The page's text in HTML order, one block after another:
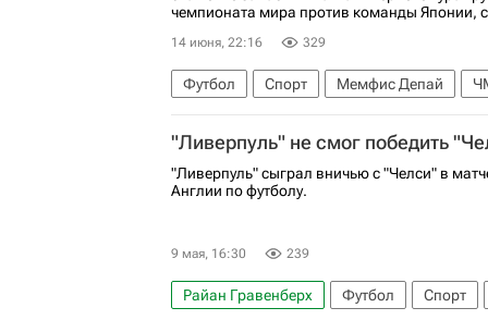
чемпионата мира против команды Японии,
14 июня, 22:16 329
Футбол Спорт Мемфис Депай
"Ливерпуль" не смог победить
"Ливерпуль" сыграл вничью с "Челси" в
Англии по футболу.
9 мая, 16:30 239
Райан Гравенберх Футбол
Спорт